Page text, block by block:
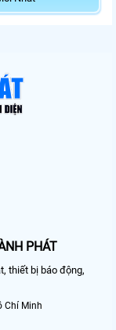
PHÁT
thiết bị báo động,
Chí Minh